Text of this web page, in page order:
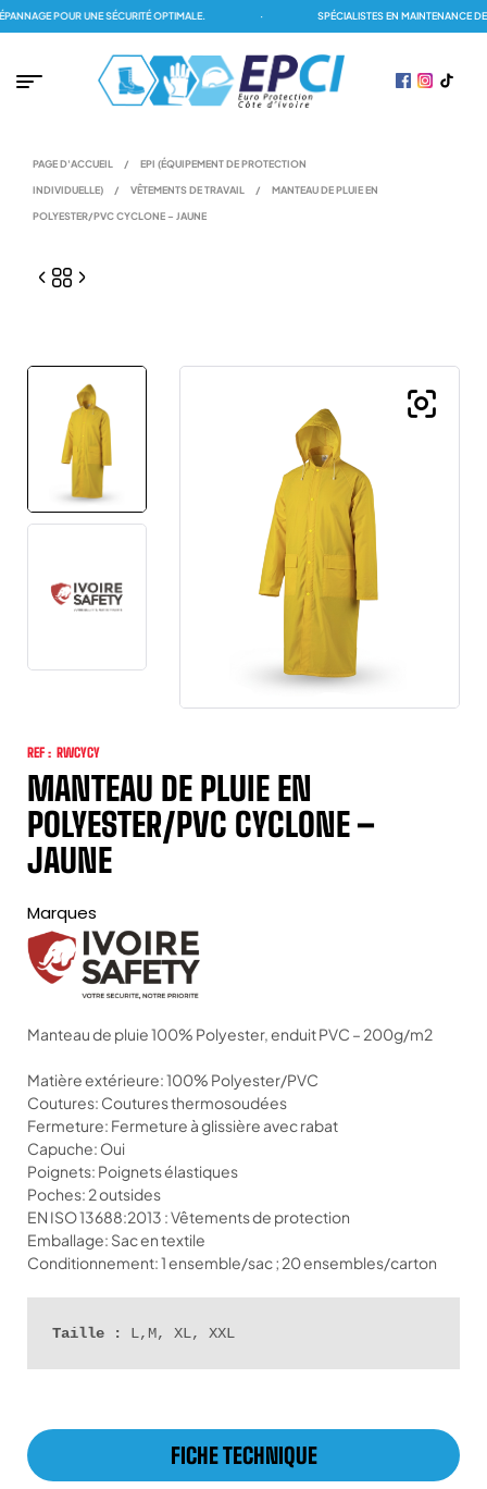
POUR UNE SÉCURITÉ OPTIMALE. SPÉCIALISTES EN MAINTENANCE DES
PAGE D'ACCUEIL / EPI (ÉQUIPEMENT DE PROTECTION
INDIVIDUELLE) / VÊTEMENTS DE TRAVAIL / MANTEAU DE PLUIE EN
POLYESTER/PVC CYCLONE – JAUNE
REF : RWCYCY
MANTEAU DE PLUIE EN
POLYESTER/PVC CYCLONE –
JAUNE
Marques
Manteau de pluie 100% Polyester, enduit PVC – 200g/m2
Matière extérieure: 100% Polyester/PVC
Coutures: Coutures thermosoudées
Fermeture: Fermeture à glissière avec rabat
Capuche: Oui
Poignets: Poignets élastiques
Poches: 2 outsides
EN ISO 13688:2013 : Vêtements de protection
Emballage: Sac en textile
Conditionnement: 1 ensemble/sac ; 20 ensembles/carton
Taille : L,M, XL, XXL
FICHE TECHNIQUE